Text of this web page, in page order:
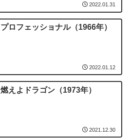
2022.01.31
プロフェッショナル（1966年）
2022.01.12
燃えよドラゴン（1973年）
2021.12.30